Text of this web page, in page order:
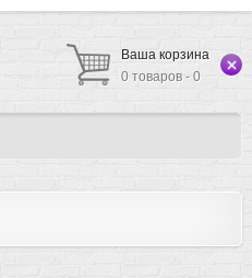
Ваша корзина
0 товаров - 0